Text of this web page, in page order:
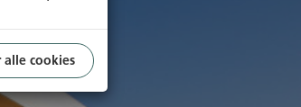
alle cookies